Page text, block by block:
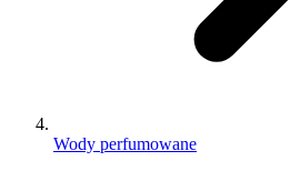
Wody perfumowane